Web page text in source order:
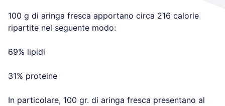
100 g di aringa fresca apportano circa 216 calorie
ripartite nel seguente modo:
69% lipidi
31% proteine
In particolare, 100 gr. di aringa fresca presentano al